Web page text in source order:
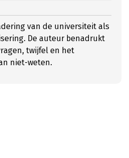
van de universiteit als
De auteur benadrukt
twijfel en het
niet-weten.